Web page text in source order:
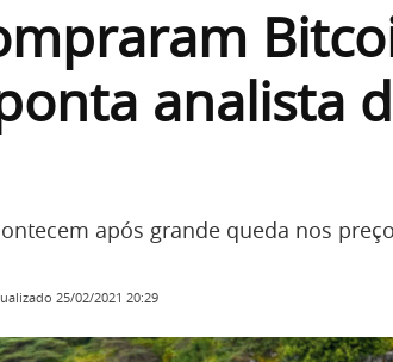
analista
após grande queda nos
25/02/2021 20:29